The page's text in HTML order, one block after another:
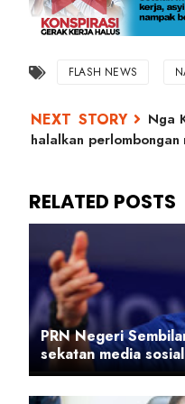
FLASH NEWS
Nga
halalkan
PRN Negeri
sekatan media sosial